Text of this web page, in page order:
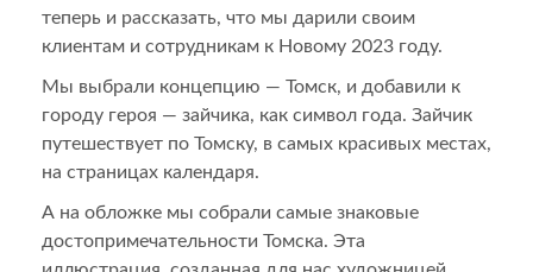
теперь и рассказать, что мы дарили своим
клиентам и сотрудникам к Новому 2023 году.
Мы выбрали концепцию — Томск, и добавили к
городу героя — зайчика, как символ года. Зайчик
путешествует по Томску, в самых красивых местах,
на страницах календаря.
А на обложке мы собрали самые знаковые
достопримечательности Томска. Эта